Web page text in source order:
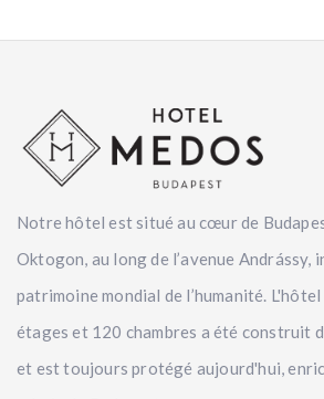
Notre hôtel est situé au cœur de
Oktogon, au long de l’avenue Andrássy,
patrimoine mondial de l’humanité.
étages et 120 chambres a été construit
et est toujours protégé aujourd'hui,